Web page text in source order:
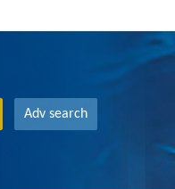
Adv search